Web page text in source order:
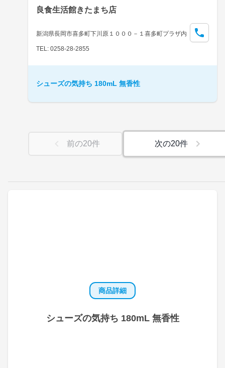
商品詳細
シューズの気持ち 180mL 無香性
良食生活館きたまち店
新潟県長岡市喜多町下川原１０００－１喜多町プラザ内
TEL: 0258-28-2855
シューズの気持ち 180mL 無香性
前の20件 次の20件